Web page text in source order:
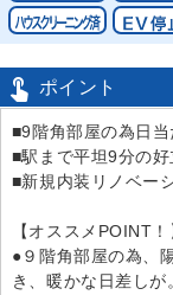
 ポイント
■9階角部屋の為日当
■駅まで平坦9分の好
■新規内装リノベー
【オススメPOINT！
●９階角部屋の為、
き、暖かな日差しが